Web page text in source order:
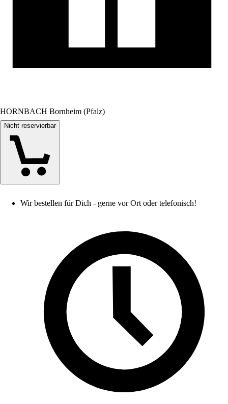
HORNBACH Bornheim (Pfalz)
Nicht reservierbar
Wir bestellen für Dich - gerne vor Ort oder telefonisch!